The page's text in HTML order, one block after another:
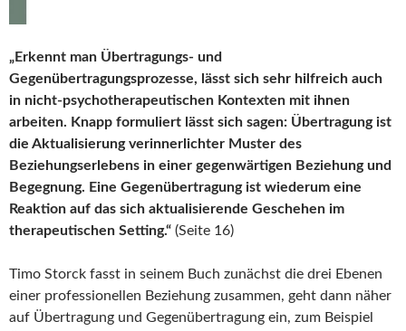
„Erkennt man Übertragungs- und
Gegenübertragungsprozesse, lässt sich sehr hilfreich auch
in nicht-psychotherapeutischen Kontexten mit ihnen
arbeiten. Knapp formuliert lässt sich sagen: Übertragung ist
die Aktualisierung verinnerlichter Muster des
Beziehungserlebens in einer gegenwärtigen Beziehung und
Begegnung. Eine Gegenübertragung ist wiederum eine
Reaktion auf das sich aktualisierende Geschehen im
therapeutischen Setting.“ (Seite 16)
Timo Storck fasst in seinem Buch zunächst die drei Ebenen
einer professionellen Beziehung zusammen, geht dann näher
auf Übertragung und Gegenübertragung ein, zum Beispiel